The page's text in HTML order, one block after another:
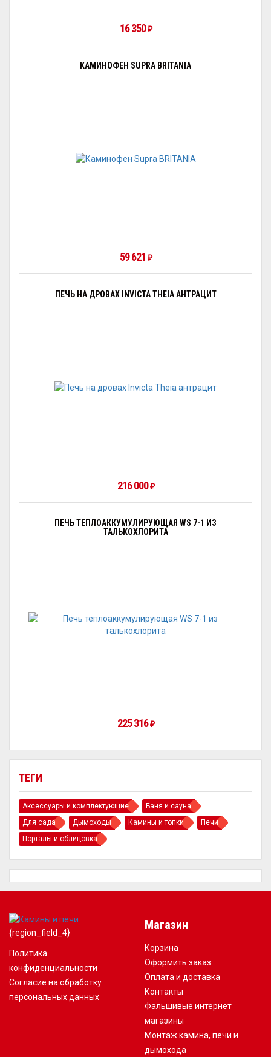
ТЕГИ
Аксессуары и комплектующие
Баня и сауна
Для сада
Дымоходы Камины и топки
Печи
Порталы и облицовка
16 350 ₽
КАМИНОФЕН SUPRA BRITANIA
59 621 ₽
ПЕЧЬ НА ДРОВАХ INVICTA THEIA АНТРАЦИТ
216 000 ₽
ПЕЧЬ ТЕПЛОАККУМУЛИРУЮЩАЯ WS 7-1 ИЗ
ТАЛЬКОХЛОРИТА
225 316 ₽
{region_field_4}
Политика
конфиденциальности
Согласие на обработку
персональных данных
Магазин
Корзина
Оформить заказ
Оплата и доставка
Контакты
Фальшивые интернет
магазины
Монтаж камина, печи и
дымохода